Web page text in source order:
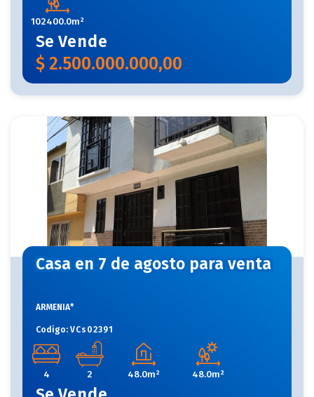
102400.0m²
Se Vende
$ 2.500.000.000,00
Casa en 7 de agosto para venta
ARMENIA*
Codigo: VCs02391
4 2 48.0m² 48.0m²